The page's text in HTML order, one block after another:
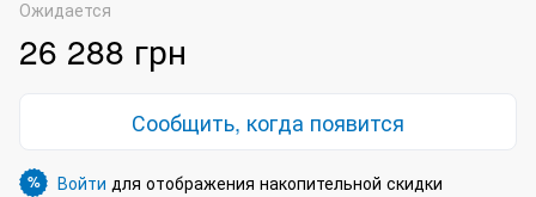
Ожидается
26 288 грн
Сообщить, когда появится
% Войти для отображения накопительной скидки